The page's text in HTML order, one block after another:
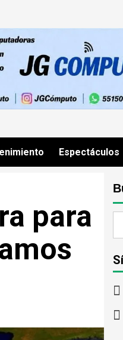
Espectáculos
para